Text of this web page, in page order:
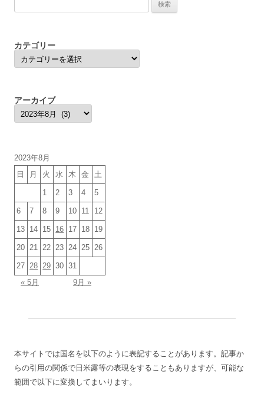
カテゴリー
カ
テ
ゴ
アーカイブ
ア
ー
カ
2023年8月
日
月 火 水 木 金 土
1 2 3 4 5
6 7 8 9 10 11 12
13 14 15 16 17 18 19
20 21 22 23 24 25 26
27 28 29 30 31
« 5月
9月 »
本サイトでは国名を以下のように表記することがあります。記事か
らの引用の関係で日米露等の表現をすることもありますが、可能な
範囲で以下に変換してまいります。